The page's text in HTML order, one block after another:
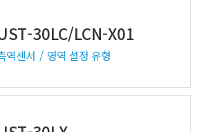
30LC/LCN-X01
역센서 영역 설정 유형